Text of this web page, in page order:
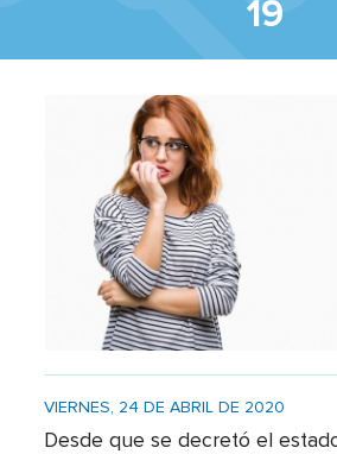
19
VIERNES, 24 DE ABRIL DE 2020
Desde que se decretó el